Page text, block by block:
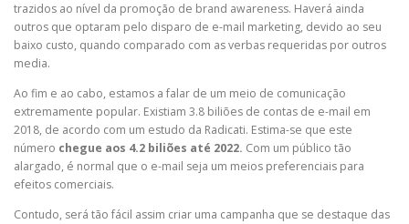
trazidos ao nível da promoção de brand awareness. Haverá ainda
outros que optaram pelo disparo de e-mail marketing, devido ao seu
baixo custo, quando comparado com as verbas requeridas por outros
media.
Ao fim e ao cabo, estamos a falar de um meio de comunicação
extremamente popular. Existiam 3.8 biliões de contas de e-mail em
2018, de acordo com um estudo da Radicati. Estima-se que este
número chegue aos 4.2 biliões até 2022. Com um público tão
alargado, é normal que o e-mail seja um meios preferenciais para
efeitos comerciais.
Contudo, será tão fácil assim criar uma campanha que se destaque das